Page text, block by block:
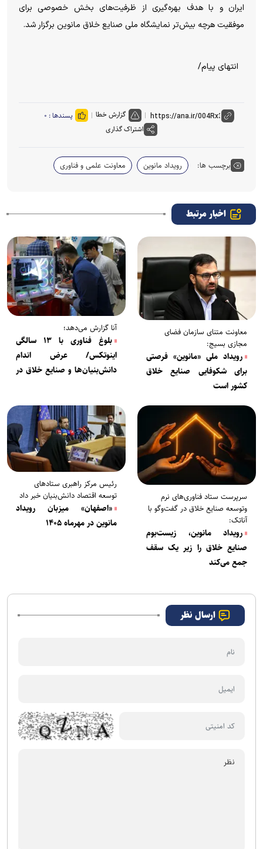
ایران و با هدف بهره‌گیری از ظرفیت‌های بخش خصوصی برای
موفقیت هرچه بیش‌تر نمایشگاه ملی صنایع خلاق مانوین برگزار شد.
انتهای پیام/
گزارش خطا پسندها : ۰
اشتراک گذاری
برچسب ها: رویداد مانوین معاونت علمی و فناوری
اخبار مرتبط
معاونت متنای سازمان فضای
مجازی بسیج:
رویداد ملی «مانوین» فرصتی
برای شکوفایی صنایع خلاق
کشور است
آنا گزارش می‌دهد؛
بلوغ فناوری با ۱۳ سالگی
اینوتکس/ عرض اندام
دانش‌بنیان‌ها و صنایع خلاق در
سرپرست ستاد فناوری‌های نرم
وتوسعه صنایع خلاق در گفت‌و‌گو با
آناتک:
رویداد مانوین، ‌زیست‌بوم
صنایع خلاق را زیر یک سقف
جمع می‌کند
رئیس مرکز راهبری ستاد‌های
توسعه اقتصاد دانش‌بنیان خبر داد
«اصفهان» میزبان رویداد
مانوین در مهرماه ۱۴۰۵
ارسال نظر